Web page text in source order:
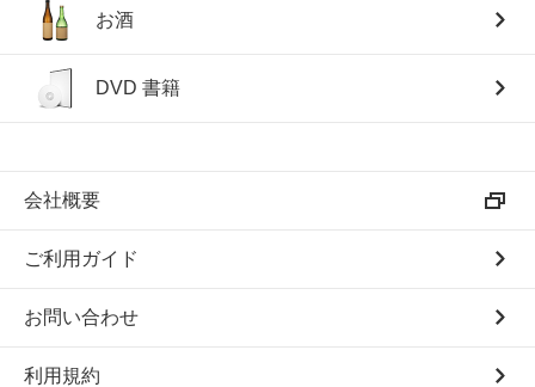
お酒
DVD 書籍
会社概要
ご利用ガイド
お問い合わせ
利用規約